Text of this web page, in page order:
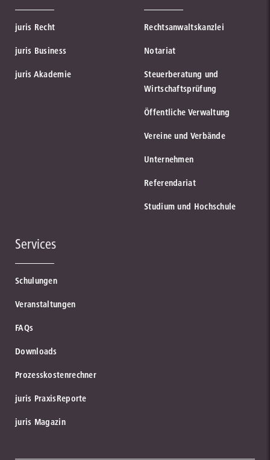
juris Recht
juris Business
juris Akademie
Rechtsanwaltskanzlei
Notariat
Steuerberatung und
Wirtschaftsprüfung
Öffentliche Verwaltung
Vereine und Verbände
Unternehmen
Referendariat
Studium und Hochschule
Services
Schulungen
Veranstaltungen
FAQs
Downloads
Prozesskostenrechner
juris PraxisReporte
juris Magazin